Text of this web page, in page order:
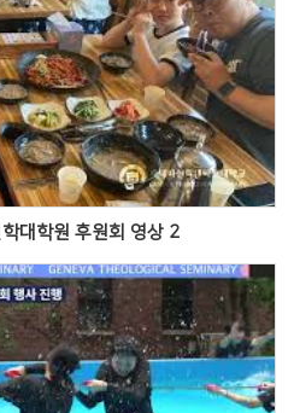
Views
대학원 후원회 영상 2
Views